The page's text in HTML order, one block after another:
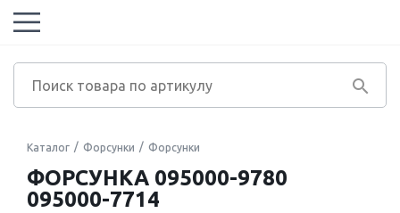
Каталог Форсунки Форсунки
ФОРСУНКА 095000-9780
095000-7714